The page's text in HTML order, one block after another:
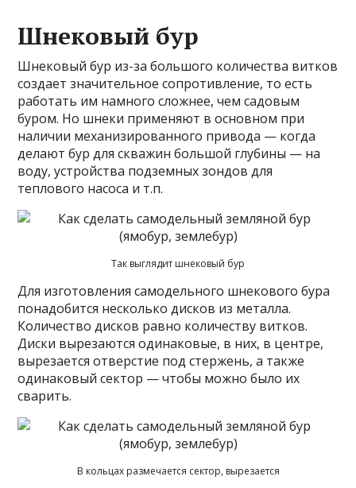
Шнековый бур
Шнековый бур из-за большого количества витков
создает значительное сопротивление, то есть
работать им намного сложнее, чем садовым
буром. Но шнеки применяют в основном при
наличии механизированного привода — когда
делают бур для скважин большой глубины — на
воду, устройства подземных зондов для
теплового насоса и т.п.
Так выглядит шнековый бур
Для изготовления самодельного шнекового бура
понадобится несколько дисков из металла.
Количество дисков равно количеству витков.
Диски вырезаются одинаковые, в них, в центре,
вырезается отверстие под стержень, а также
одинаковый сектор — чтобы можно было их
сварить.
В кольцах размечается сектор, вырезается